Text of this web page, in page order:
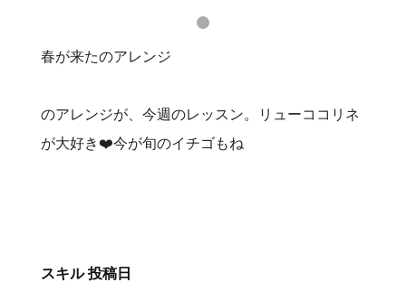
春が来たのアレンジ
のアレンジが、今週のレッスン。リューココリネ
が大好き❤️今が旬のイチゴもね
スキル 投稿日